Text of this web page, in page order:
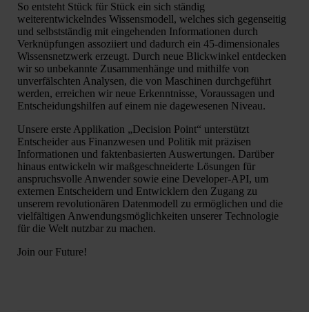
So entsteht Stück für Stück ein sich ständig
weiterentwickelndes Wissensmodell, welches sich gegenseitig
und selbstständig mit eingehenden Informationen durch
Verknüpfungen assoziiert und dadurch ein 45-dimensionales
Wissensnetzwerk erzeugt. Durch neue Blickwinkel entdecken
wir so unbekannte Zusammenhänge und mithilfe von
unverfälschten Analysen, die von Maschinen durchgeführt
werden, erreichen wir neue Erkenntnisse, Voraussagen und
Entscheidungshilfen auf einem nie dagewesenen Niveau.
Unsere erste Applikation „Decision Point“ unterstützt
Entscheider aus Finanzwesen und Politik mit präzisen
Informationen und faktenbasierten Auswertungen. Darüber
hinaus entwickeln wir maßgeschneiderte Lösungen für
anspruchsvolle Anwender sowie eine Developer-API, um
externen Entscheidern und Entwicklern den Zugang zu
unserem revolutionären Datenmodell zu ermöglichen und die
vielfältigen Anwendungsmöglichkeiten unserer Technologie
für die Welt nutzbar zu machen.
Join our Future!